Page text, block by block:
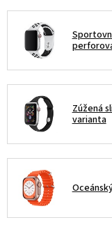
Zúžená
varianta